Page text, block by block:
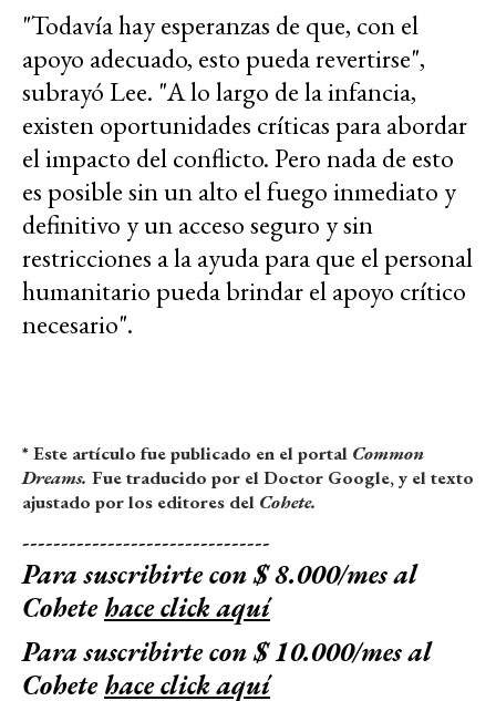
"Todavía hay esperanzas de que, con el
apoyo adecuado, esto pueda revertirse",
subrayó Lee. "A lo largo de la infancia,
existen oportunidades críticas para abordar
el impacto del conflicto. Pero nada de esto
es posible sin un alto el fuego inmediato y
definitivo y un acceso seguro y sin
restricciones a la ayuda para que el personal
humanitario pueda brindar el apoyo crítico
necesario".
* Este artículo fue publicado en el portal Common
Dreams. Fue traducido por el Doctor Google, y el texto
ajustado por los editores del Cohete.
--------------------------------
Para suscribirte con $ 8.000/mes al
Cohetehace click aquí
Para suscribirte con $ 10.000/mes al
Cohetehace click aquí